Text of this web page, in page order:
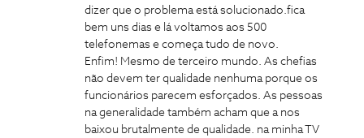
dizer que o problema está solucionado.fica
bem uns dias e lá voltamos aos 500
telefonemas e começa tudo de novo.
Enfim! Mesmo de terceiro mundo. As chefias
não devem ter qualidade nenhuma porque os
funcionários parecem esforçados. As pessoas
na generalidade também acham que a nos
baixou brutalmente de qualidade. na minha TV